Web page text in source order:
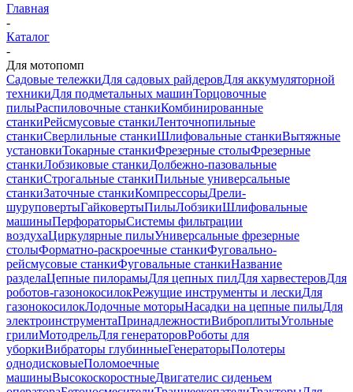
Главная
-
Каталог
-
Для мотопомп
Садовые тележкиДля садовых райдеровДля аккумуляторной
техникиДля подметальных машинТорцовочные
пилыРаспиловочные станкиКомбинированные
станкиРейсмусовые станкиЛенточнопильные
станкиСверлильные станкиШлифовальные станкиВытяжные
установкиТокарные станкиФрезерные столыФрезерные
станкиЛобзиковые станкиДолбежно-пазовальные
станкиСтрогальные станкиПильные универсальные
станкиЗаточные станкиКомпрессорыДрели-
шуруповертыГайковертыПилыЛобзикиШлифовальные
машиныПерфораторыСистемы фильтрации
воздухаЦиркулярные пилыУниверсальные фрезерные
столыФорматно-раскроечные станкиФуговально-
рейсмусовые станкиФуговальные станкиНазвание
разделаЦепные пилорамыДля цепных пилДля харвестеровДля
роботов-газонокосилокРежущие инструменты и лескиДля
газонокосилокЛодочные моторыНасадки на цепные пилыДля
электроинструментаПринадлежностиВиброплитыУгольные
грилиМотодрельДля генераторовРоботы для
уборкиВибраторы глубинныеГенераторыПолотеры
однодисковыеПоломоечные
машиныВысокоскоростныеДвигателис сиденьем